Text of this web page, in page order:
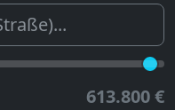
613.800 €